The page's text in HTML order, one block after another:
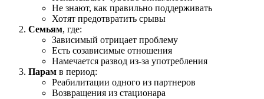
Не знают, как правильно поддерживать
Хотят предотвратить срывы
Семьям, где:
Зависимый отрицает проблему
Есть созависимые отношения
Намечается развод из-за употребления
Парам в период:
Реабилитации одного из партнеров
Возвращения из стационара